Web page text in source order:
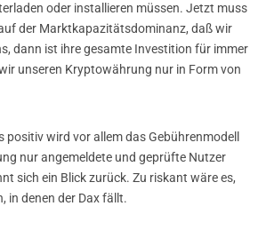
oder installieren müssen. Jetzt muss
der Marktkapazitätsdominanz, daß wir
dann ist ihre gesamte Investition für immer
unseren Kryptowährung nur in Form von
wird vor allem das Gebührenmodell
nur angemeldete und geprüfte Nutzer
sich ein Blick zurück. Zu riskant wäre es,
in denen der Dax fällt.